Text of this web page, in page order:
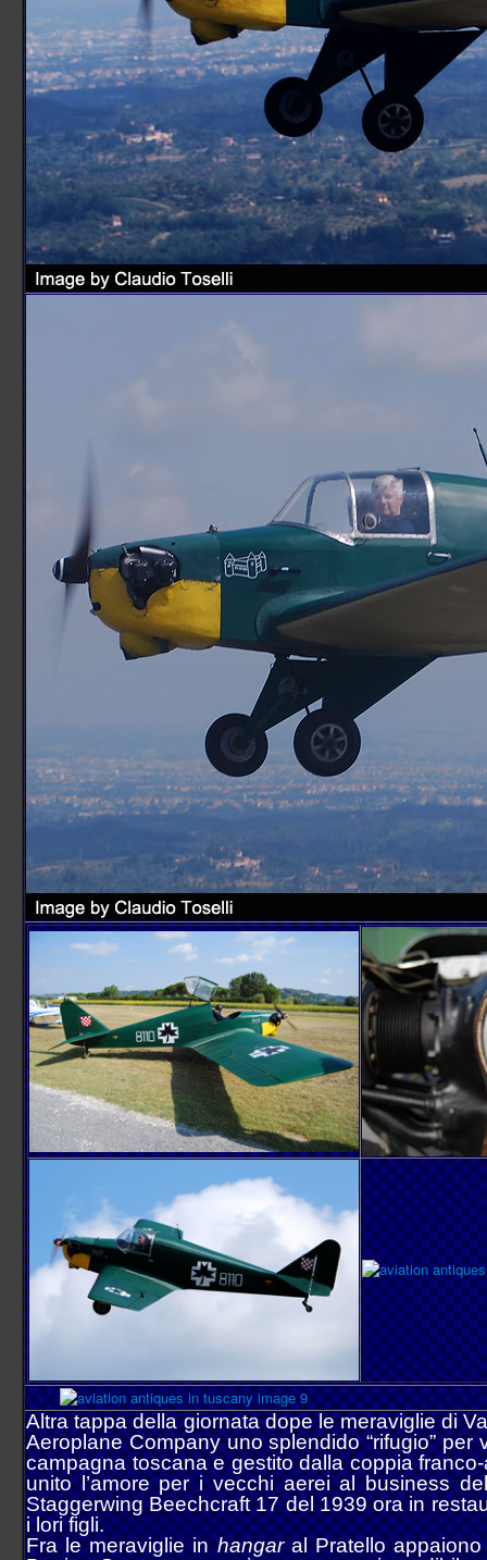
Altra tappa della giornata dope le meraviglie di
Aeroplane Company uno splendido “rifugio”
campagna toscana e gestito dalla coppia
unito l’amore per i vecchi aerei al business
Staggerwing Beechcraft 17 del 1939 ora in
i lori figli.
Fra le meraviglie inhangaral Pratello appaiono